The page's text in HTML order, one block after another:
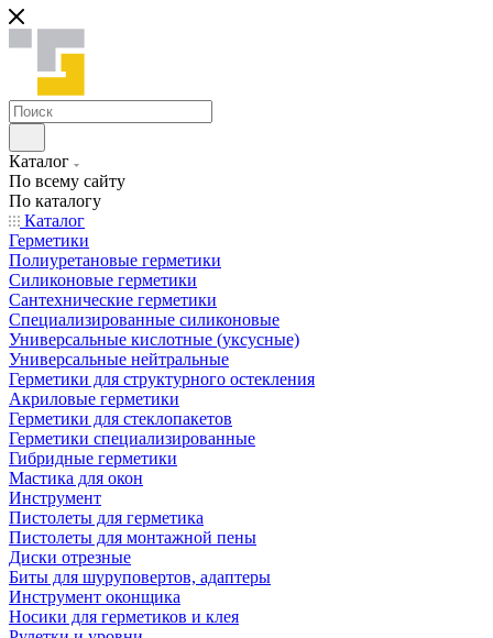
Каталог
По всему сайту
По каталогу
Каталог
Герметики
Полиуретановые герметики
Силиконовые герметики
Сантехнические герметики
Специализированные силиконовые
Универсальные кислотные (уксусные)
Универсальные нейтральные
Герметики для структурного остекления
Акриловые герметики
Герметики для стеклопакетов
Герметики специализированные
Гибридные герметики
Мастика для окон
Инструмент
Пистолеты для герметика
Пистолеты для монтажной пены
Диски отрезные
Биты для шуруповертов, адаптеры
Инструмент оконщика
Носики для герметиков и клея